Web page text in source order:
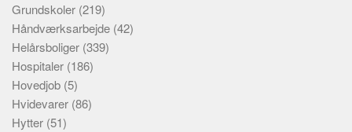
Grundskoler (219)
Håndværksarbejde (42)
Helårsboliger (339)
Hospitaler (186)
Hovedjob (5)
Hvidevarer (86)
Hytter (51)